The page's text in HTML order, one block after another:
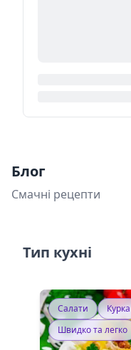
Блог
Смачні рецепти
Тип кухні
Салати Курка
Швидко та легко